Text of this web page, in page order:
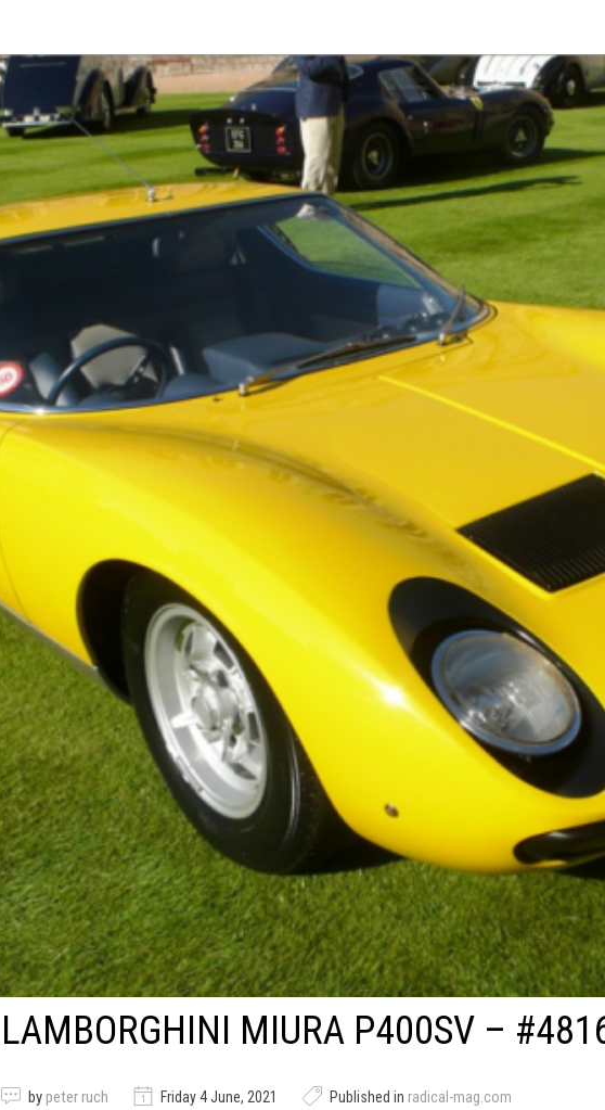
LAMBORGHINI MIURA P400SV –
by peter ruch Friday 4 June, 2021 Published in radical-mag.com